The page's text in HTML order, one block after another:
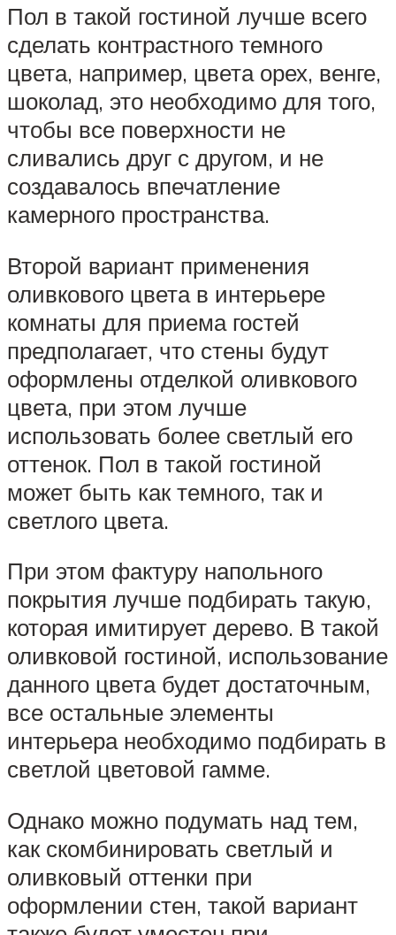
Пол в такой гостиной лучше всего
сделать контрастного темного
цвета, например, цвета орех, венге,
шоколад, это необходимо для того,
чтобы все поверхности не
сливались друг с другом, и не
создавалось впечатление
камерного пространства.
Второй вариант применения
оливкового цвета в интерьере
комнаты для приема гостей
предполагает, что стены будут
оформлены отделкой оливкового
цвета, при этом лучше
использовать более светлый его
оттенок. Пол в такой гостиной
может быть как темного, так и
светлого цвета.
При этом фактуру напольного
покрытия лучше подбирать такую,
которая имитирует дерево. В такой
оливковой гостиной, использование
данного цвета будет достаточным,
все остальные элементы
интерьера необходимо подбирать в
светлой цветовой гамме.
Однако можно подумать над тем,
как скомбинировать светлый и
оливковый оттенки при
оформлении стен, такой вариант